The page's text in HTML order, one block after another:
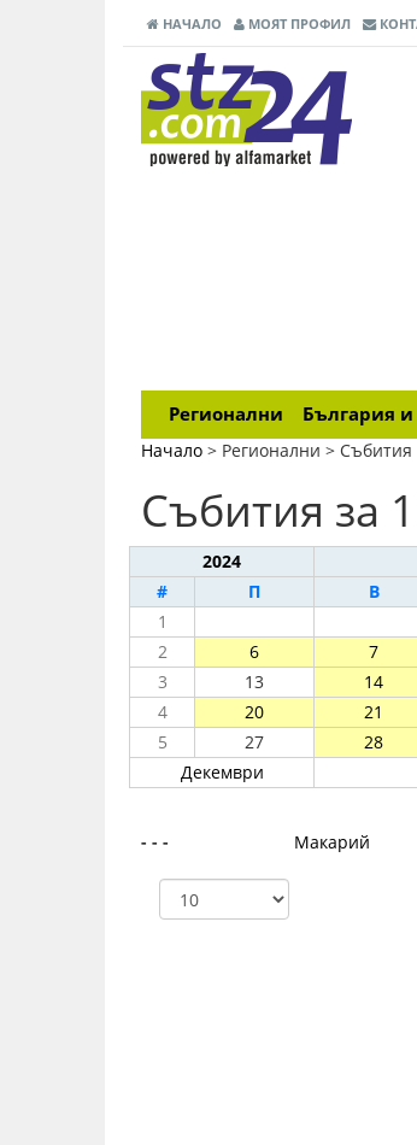
НАЧАЛО МОЯТ ПРОФИЛ
Регионални България и
Начало > Регионални > Събития
Събития за
2024
#
П В
1
2
6 7
3
13 14
4
20 21
5
27 28
Декември
- - -
Макарий